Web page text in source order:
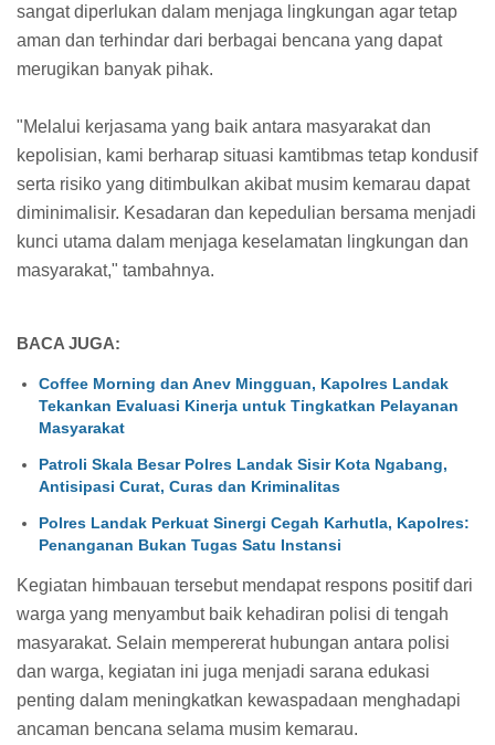
sangat diperlukan dalam menjaga lingkungan agar tetap
aman dan terhindar dari berbagai bencana yang dapat
merugikan banyak pihak.
"Melalui kerjasama yang baik antara masyarakat dan
kepolisian, kami berharap situasi kamtibmas tetap kondusif
serta risiko yang ditimbulkan akibat musim kemarau dapat
diminimalisir. Kesadaran dan kepedulian bersama menjadi
kunci utama dalam menjaga keselamatan lingkungan dan
masyarakat," tambahnya.
BACA JUGA:
Coffee Morning dan Anev Mingguan, Kapolres Landak
Tekankan Evaluasi Kinerja untuk Tingkatkan Pelayanan
Masyarakat
Patroli Skala Besar Polres Landak Sisir Kota Ngabang,
Antisipasi Curat, Curas dan Kriminalitas
Polres Landak Perkuat Sinergi Cegah Karhutla, Kapolres:
Penanganan Bukan Tugas Satu Instansi
Kegiatan himbauan tersebut mendapat respons positif dari
warga yang menyambut baik kehadiran polisi di tengah
masyarakat. Selain mempererat hubungan antara polisi
dan warga, kegiatan ini juga menjadi sarana edukasi
penting dalam meningkatkan kewaspadaan menghadapi
ancaman bencana selama musim kemarau.